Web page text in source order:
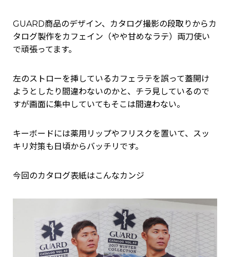
GUARD商品のデザイン、カタログ撮影の段取りからカ
タログ製作をカフェイン（やや甘めなラテ）両刀使い
で頑張ってます。
左のストローを挿しているカフェラテを誤って蓋開け
ようとしたり間違わないのかと、チラ見しているので
すが画面に集中していてもそこは間違わない。
キーボードには薬用リップやフリスクを置いて、スッ
キリ対策も日頃からバッチリです。
今回のカタログ表紙はこんなカンジ